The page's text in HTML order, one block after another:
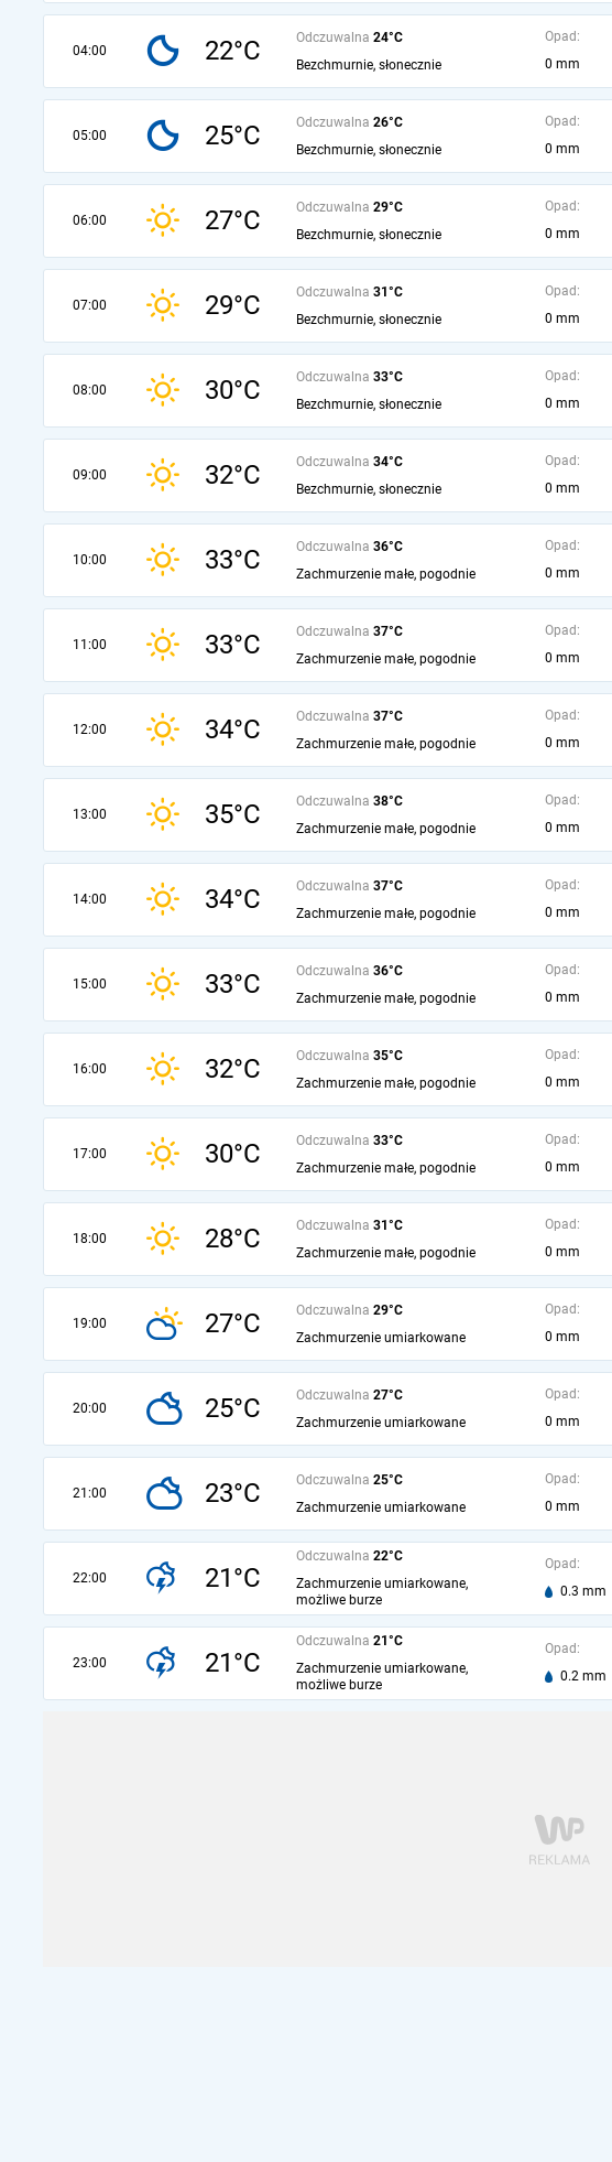
04:00 22°C Odczuwalna 24°C
Bezchmurnie, słonecznie
Opad:
0 mm
05:00 25°C Odczuwalna 26°C
Bezchmurnie, słonecznie
Opad:
0 mm
06:00 27°C Odczuwalna 29°C
Bezchmurnie, słonecznie
Opad:
0 mm
07:00 29°C Odczuwalna 31°C
Bezchmurnie, słonecznie
Opad:
0 mm
08:00 30°C Odczuwalna 33°C
Bezchmurnie, słonecznie
Opad:
0 mm
09:00 32°C Odczuwalna 34°C
Bezchmurnie, słonecznie
Opad:
0 mm
10:00 33°C Odczuwalna 36°C
Zachmurzenie małe, pogodnie
Opad:
0 mm
11:00 33°C Odczuwalna 37°C
Zachmurzenie małe, pogodnie
Opad:
0 mm
12:00 34°C Odczuwalna 37°C
Zachmurzenie małe, pogodnie
Opad:
0 mm
13:00 35°C Odczuwalna 38°C
Zachmurzenie małe, pogodnie
Opad:
0 mm
14:00 34°C Odczuwalna 37°C
Zachmurzenie małe, pogodnie
Opad:
0 mm
15:00 33°C Odczuwalna 36°C
Zachmurzenie małe, pogodnie
Opad:
0 mm
16:00 32°C Odczuwalna 35°C
Zachmurzenie małe, pogodnie
Opad:
0 mm
17:00 30°C Odczuwalna 33°C
Zachmurzenie małe, pogodnie
Opad:
0 mm
18:00 28°C Odczuwalna 31°C
Zachmurzenie małe, pogodnie
Opad:
0 mm
19:00 27°C Odczuwalna 29°C
Zachmurzenie umiarkowane
Opad:
0 mm
20:00 25°C Odczuwalna 27°C
Zachmurzenie umiarkowane
Opad:
0 mm
21:00 23°C Odczuwalna 25°C
Zachmurzenie umiarkowane
Opad:
0 mm
22:00 21°C
Odczuwalna 22°C
Zachmurzenie umiarkowane,
możliwe burze
Opad:
0.3 mm
23:00 21°C
Odczuwalna 21°C
Zachmurzenie umiarkowane,
możliwe burze
Opad:
0.2 mm